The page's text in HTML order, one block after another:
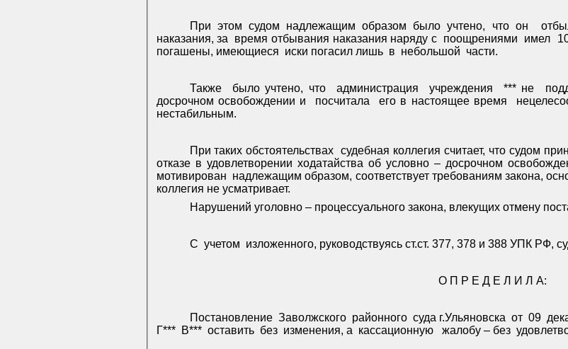
При этом судом надлежащим образом было учтено, что он
наказания, за
время отбывания наказания наряду с поощрениями имел
погашены, имеющиеся иски погасил лишь в небольшой части.
Также было учтено, что администрация учреждения *** не
досрочном освобождении и
посчитала его в настоящее время
нестабильным.
При таких обстоятельствах
судебная коллегия считает, что судом
отказе в удовлетворении ходатайства об условно – досрочном
мотивирован надлежащим образом, соответствует требованиям закона,
коллегия не усматривает.
Нарушений уголовно – процессуального закона, влекущих отмену
С учетом изложенного, руководствуясь ст.ст. 377, 378 и 388 УПК РФ,
О П Р Е Д Е Л И Л А:
Постановление Заволжского районного суда г.Ульяновска от 09
Г*** В*** оставить без изменения, а кассационную жалобу – без